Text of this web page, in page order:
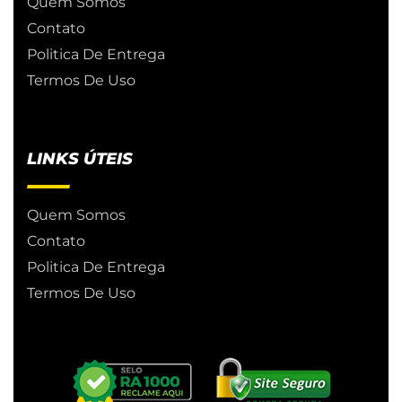
Contato
Politica De Entrega
Termos De Uso
LINKS ÚTEIS
Quem Somos
Contato
Politica De Entrega
Termos De Uso